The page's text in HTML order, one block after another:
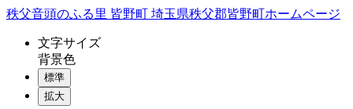
コ
秩父音頭のふる里 皆野町 埼玉県秩父郡皆野町ホームページ
文字サイズ
背景色
標準
拡大